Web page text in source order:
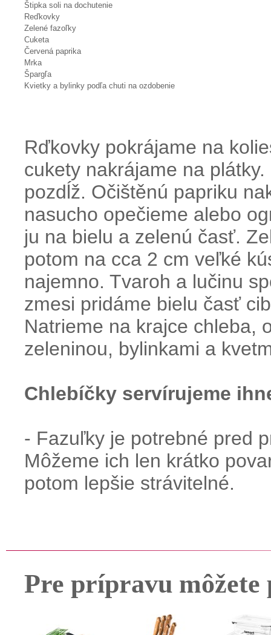
Štipka soli na dochutenie
Reďkovky
Zelené fazoľky
Cuketa
Červená paprika
Mrka
Špargľa
Kvietky a bylinky podľa chuti na ozdobenie
Rďkovky pokrájame na
cukety nakrájame na
pozdĺž. Očištěnú papriku
nasucho opečieme alebo
ju na bielu a zelenú časť.
potom na cca 2 cm veľké
najemno. Tvaroh a lučinu
zmesi pridáme bielu časť
Natrieme na krajce chleba,
zeleninou, bylinkami a
Chlebíčky servírujeme
- Fazuľky je potrebné pred
Môžeme ich len krátko
potom lepšie strávitelné.
Pre prípravu